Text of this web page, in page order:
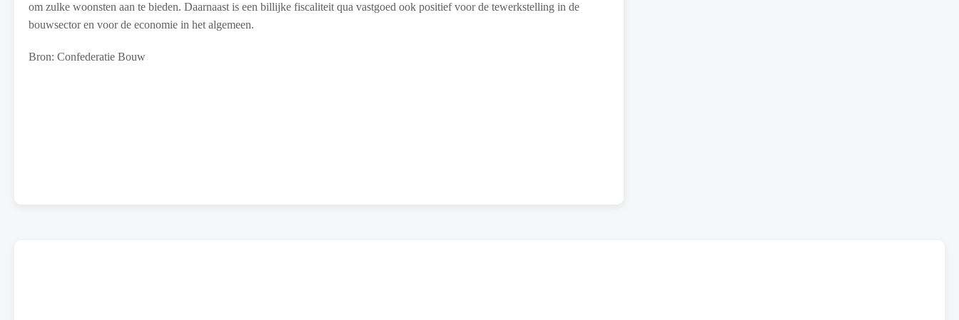
om zulke woonsten aan te bieden. Daarnaast is een billijke fiscaliteit qua vastgoed ook positief voor de tewerkstelling in de
bouwsector en voor de economie in het algemeen.
Bron: Confederatie Bouw